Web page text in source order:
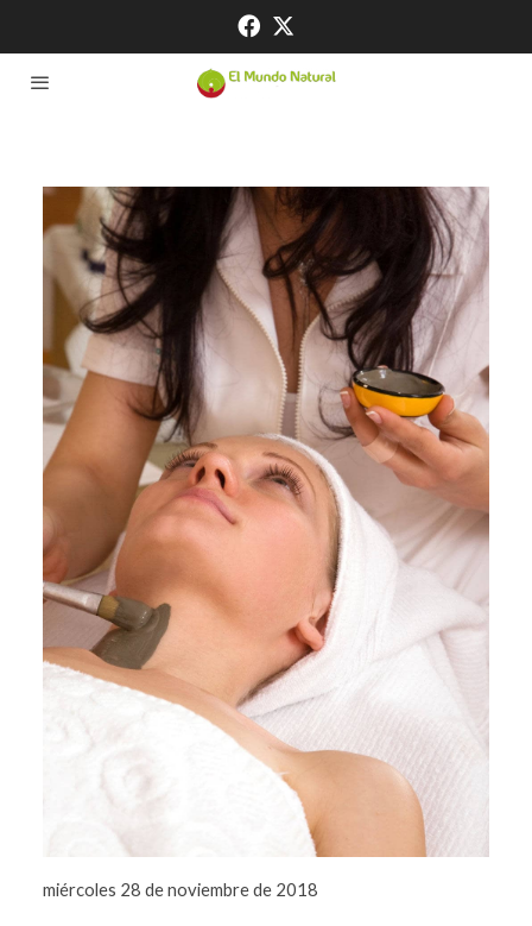
miércoles 28 de noviembre de 2018